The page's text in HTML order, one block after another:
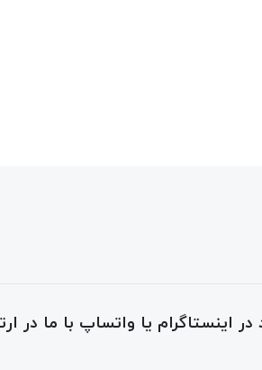
در اینستاگرام یا واتساپ با ما در